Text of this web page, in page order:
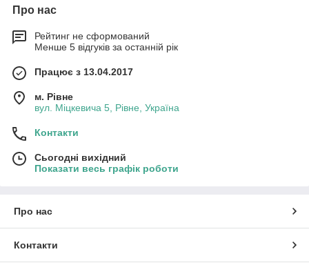
Про нас
Рейтинг не сформований
Менше 5 відгуків за останній рік
Працює з 13.04.2017
м. Рівне
вул. Міцкевича 5, Рівне, Україна
Контакти
Сьогодні вихідний
Показати весь графік роботи
Про нас
Контакти